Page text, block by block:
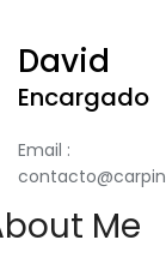
David
Encargado
Email :
Me